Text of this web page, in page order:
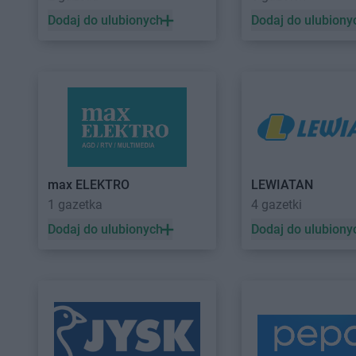
Dodaj do ulubionych
Dodaj do
max ELEKTRO
1 gazetka
Dodaj do ulubionych
LEWIATAN
4 gazetki
Dodaj do